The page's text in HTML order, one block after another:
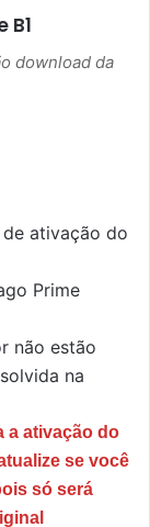
B1
download da
ativação do
Prime
não estão
na
a ativação do
se você
só será